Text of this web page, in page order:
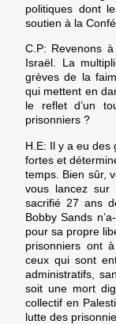
politiques dont
soutien à la
C.P: Revenons
Israël. La
grèves de la
qui mettent en
le reflet d’un
prisonniers ?
H.E: Il y a eu des
fortes et
temps. Bien sûr,
vous lancez sur
sacrifié 27 ans
Bobby Sands
pour sa propre
prisonniers ont
ceux qui sont
administratifs,
soit une mort
collectif en
lutte des